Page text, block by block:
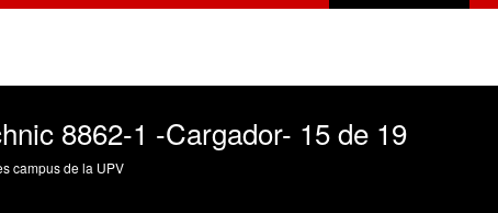
8862-1 -Cargador- 15 de 19
campus de la UPV